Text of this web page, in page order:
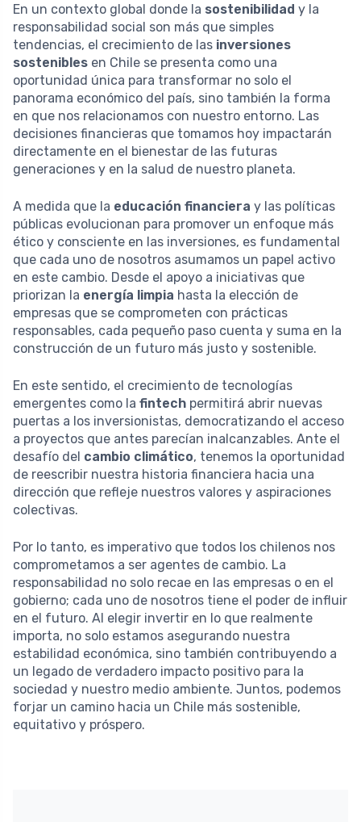
En un contexto global donde la sostenibilidad y la
responsabilidad social son más que simples
tendencias, el crecimiento de las inversiones
sostenibles en Chile se presenta como una
oportunidad única para transformar no solo el
panorama económico del país, sino también la forma
en que nos relacionamos con nuestro entorno. Las
decisiones financieras que tomamos hoy impactarán
directamente en el bienestar de las futuras
generaciones y en la salud de nuestro planeta.
A medida que la educación financiera y las políticas
públicas evolucionan para promover un enfoque más
ético y consciente en las inversiones, es fundamental
que cada uno de nosotros asumamos un papel activo
en este cambio. Desde el apoyo a iniciativas que
priorizan la energía limpia hasta la elección de
empresas que se comprometen con prácticas
responsables, cada pequeño paso cuenta y suma en la
construcción de un futuro más justo y sostenible.
En este sentido, el crecimiento de tecnologías
emergentes como la fintech permitirá abrir nuevas
puertas a los inversionistas, democratizando el acceso
a proyectos que antes parecían inalcanzables. Ante el
desafío del cambio climático, tenemos la oportunidad
de reescribir nuestra historia financiera hacia una
dirección que refleje nuestros valores y aspiraciones
colectivas.
Por lo tanto, es imperativo que todos los chilenos nos
comprometamos a ser agentes de cambio. La
responsabilidad no solo recae en las empresas o en el
gobierno; cada uno de nosotros tiene el poder de influir
en el futuro. Al elegir invertir en lo que realmente
importa, no solo estamos asegurando nuestra
estabilidad económica, sino también contribuyendo a
un legado de verdadero impacto positivo para la
sociedad y nuestro medio ambiente. Juntos, podemos
forjar un camino hacia un Chile más sostenible,
equitativo y próspero.